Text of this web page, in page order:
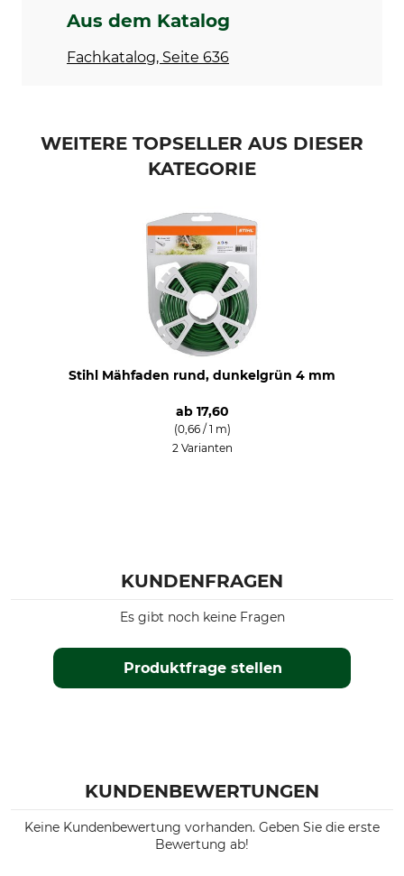
Aus dem Katalog
Fachkatalog, Seite 636
WEITERE TOPSELLER AUS DIESER
KATEGORIE
Stihl Mähfaden rund, dunkelgrün 4 mm
ab 17,60
(0,66 / 1 m)
2 Varianten
KUNDENFRAGEN
Produktfrage stellen
Es gibt noch keine Fragen
KUNDENBEWERTUNGEN
Keine Kundenbewertung vorhanden. Geben Sie die erste
Bewertung ab!